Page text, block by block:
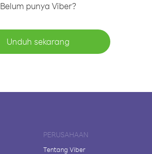
Belum punya Viber?
Unduh sekarang
PERUSAHAAN
Tentang Viber